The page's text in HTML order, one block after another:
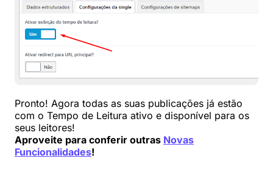
Pronto! Agora todas as suas publicações já estão
com o Tempo de Leitura ativo e disponível para os
seus leitores!
Aproveite para conferir outras Novas
Funcionalidades!